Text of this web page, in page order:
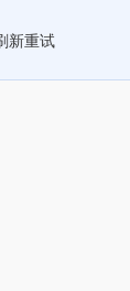
新重试